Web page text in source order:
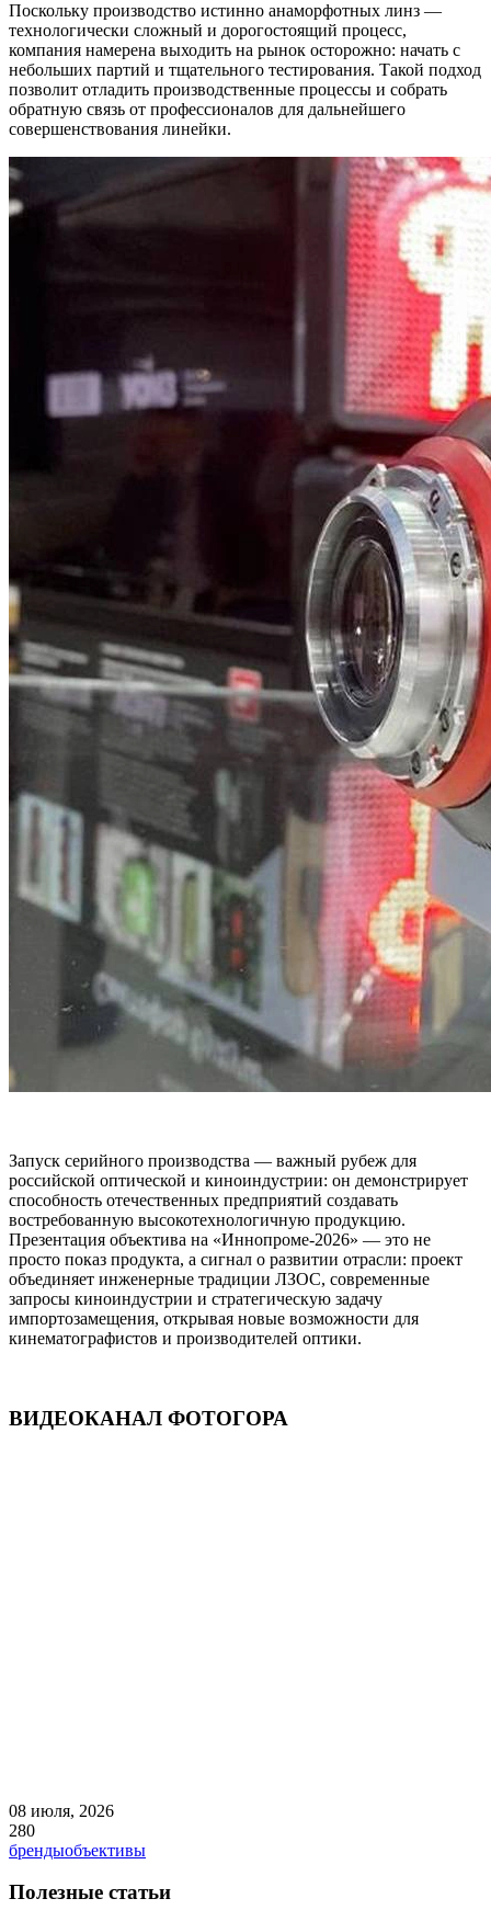
Поскольку производство истинно анаморфотных линз —
технологически сложный и дорогостоящий процесс,
компания намерена выходить на рынок осторожно: начать с
небольших партий и тщательного тестирования. Такой подход
позволит отладить производственные процессы и собрать
обратную связь от профессионалов для дальнейшего
совершенствования линейки.
Запуск серийного производства — важный рубеж для
российской оптической и киноиндустрии: он демонстрирует
способность отечественных предприятий создавать
востребованную высокотехнологичную продукцию.
Презентация объектива на «Иннопроме‑2026» — это не
просто показ продукта, а сигнал о развитии отрасли: проект
объединяет инженерные традиции ЛЗОС, современные
запросы киноиндустрии и стратегическую задачу
импортозамещения, открывая новые возможности для
кинематографистов и производителей оптики.
ВИДЕОКАНАЛ ФОТОГОРА
08 июля, 2026
280
брендыобъективы
Полезные статьи